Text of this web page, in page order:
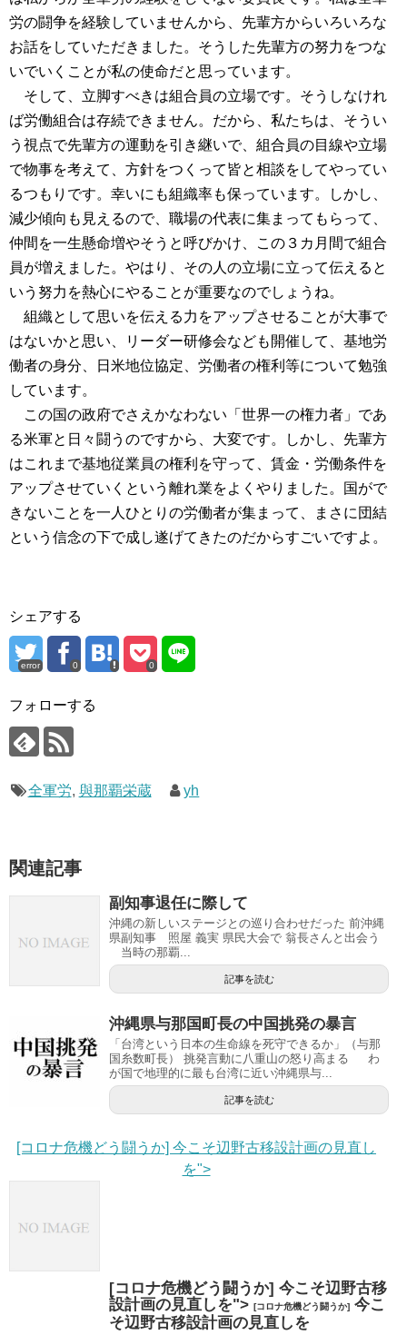
労の闘争を経験していませんから、先輩方からいろいろな
お話をしていただきました。そうした先輩方の努力をつな
いでいくことが私の使命だと思っています。
そして、立脚すべきは組合員の立場です。そうしなけれ
ば労働組合は存続できません。だから、私たちは、そうい
う視点で先輩方の運動を引き継いで、組合員の目線や立場
で物事を考えて、方針をつくって皆と相談をしてやってい
るつもりです。幸いにも組織率も保っています。しかし、
減少傾向も見えるので、職場の代表に集まってもらって、
仲間を一生懸命増やそうと呼びかけ、この３カ月間で組合
員が増えました。やはり、その人の立場に立って伝えると
いう努力を熱心にやることが重要なのでしょうね。
組織として思いを伝える力をアップさせることが大事で
はないかと思い、リーダー研修会なども開催して、基地労
働者の身分、日米地位協定、労働者の権利等について勉強
しています。
この国の政府でさえかなわない「世界一の権力者」であ
る米軍と日々闘うのですから、大変です。しかし、先輩方
はこれまで基地従業員の権利を守って、賃金・労働条件を
アップさせていくという離れ業をよくやりました。国がで
きないことを一人ひとりの労働者が集まって、まさに団結
という信念の下で成し遂げてきたのだからすごいですよ。
シェアする
error 0 0
フォローする
全軍労, 與那覇栄蔵 yh
関連記事
副知事退任に際して
沖縄の新しいステージとの巡り合わせだった 前沖縄
県副知事 照屋 義実 県民大会で 翁長さんと出会う
当時の那覇...
記事を読む
沖縄県与那国町長の中国挑発の暴言
「台湾という日本の生命線を死守できるか」（与那
国糸数町長） 挑発言動に八重山の怒り高まる わ
が国で地理的に最も台湾に近い沖縄県与...
記事を読む
[コロナ危機どう闘うか] 今こそ辺野古移設計画の見直し
を">
[コロナ危機どう闘うか] 今こそ辺野古移
設計画の見直しを"> [コロナ危機どう闘うか] 今こ
そ辺野古移設計画の見直しを